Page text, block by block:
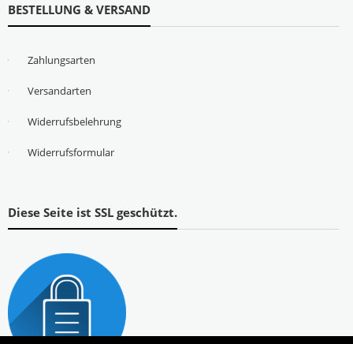
BESTELLUNG & VERSAND
Zahlungsarten
Versandarten
Widerrufsbelehrung
Widerrufsformular
Diese Seite ist SSL geschützt.